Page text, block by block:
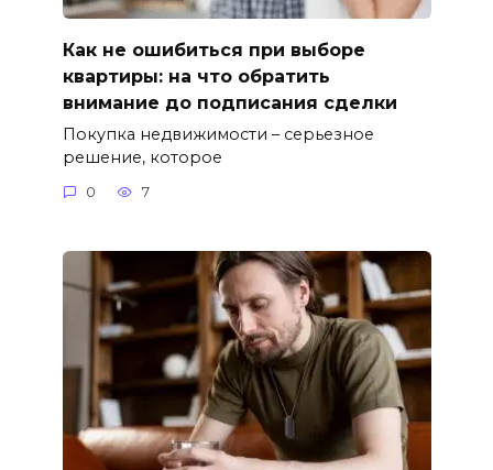
Как не ошибиться при выборе
квартиры: на что обратить
внимание до подписания сделки
Покупка недвижимости – серьезное
решение, которое
0 7